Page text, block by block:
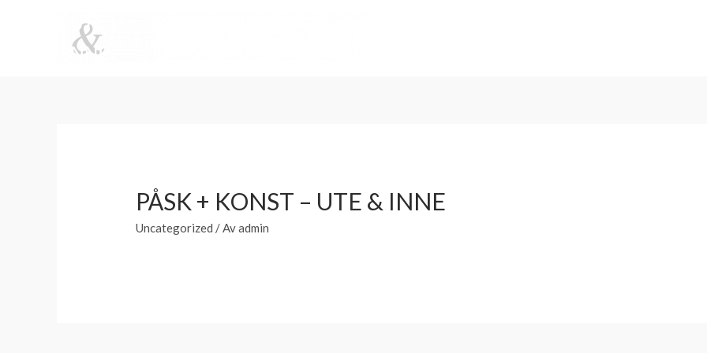
PÅSK + KONST – UTE & INNE
Uncategorized / Avadmin